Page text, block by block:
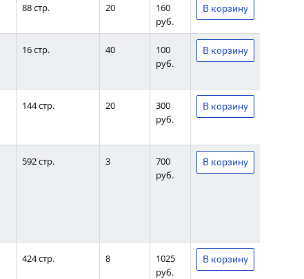
88 стр. 20
160
руб.
16 стр. 40
100
руб.
144 стр. 20
300
руб.
592 стр. 3
700
руб.
424 стр. 8
1025
руб.